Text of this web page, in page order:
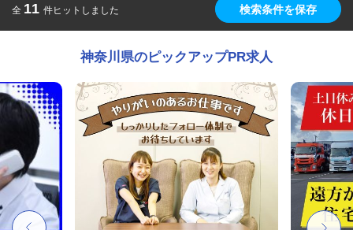
全 11 件ヒットしました 検索条件を保存
神奈川県のピックアップPR求人